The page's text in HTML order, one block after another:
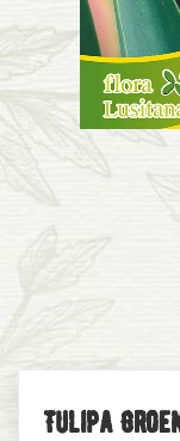
Tulipa